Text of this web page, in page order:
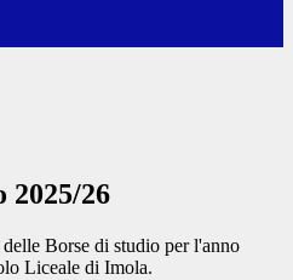
2025/26
Borse di studio per l'anno
Liceale di Imola.